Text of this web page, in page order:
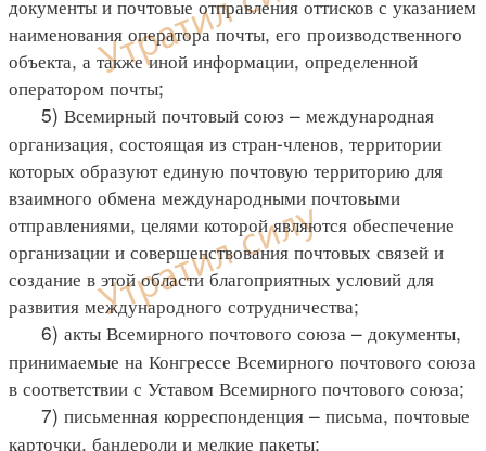
документы и почтовые отправления оттисков с указанием
наименования оператора почты, его производственного
объекта, а также иной информации, определенной
оператором почты;
5) Всемирный почтовый союз – международная
организация, состоящая из стран-членов, территории
которых образуют единую почтовую территорию для
взаимного обмена международными почтовыми
отправлениями, целями которой являются обеспечение
организации и совершенствования почтовых связей и
создание в этой области благоприятных условий для
развития международного сотрудничества;
6) акты Всемирного почтового союза – документы,
принимаемые на Конгрессе Всемирного почтового союза
в соответствии с Уставом Всемирного почтового союза;
7) письменная корреспонденция – письма, почтовые
карточки, бандероли и мелкие пакеты;